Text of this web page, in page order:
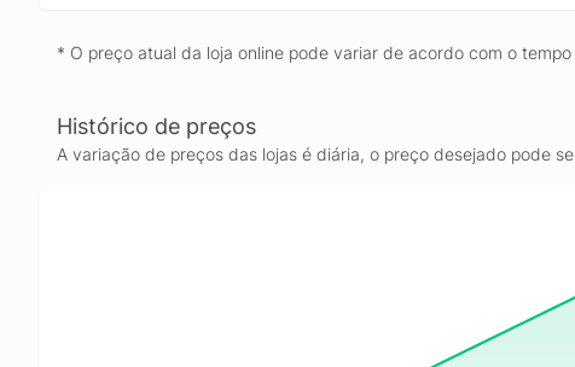
* O preço atual da loja online pode variar de acordo com o
Histórico de preços
A variação de preços das lojas é diária, o preço desejado pode